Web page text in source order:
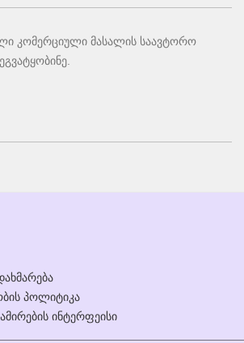
კომერციული მასალის საავტორო
პოლიტიკა
ინტერფეისი